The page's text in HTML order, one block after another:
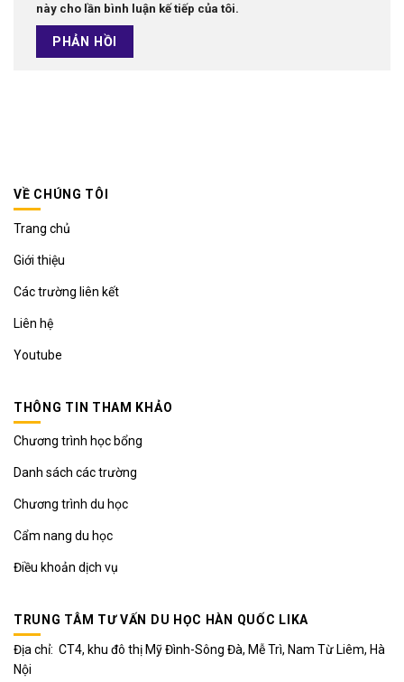
này cho lần bình luận kế tiếp của tôi.
VỀ CHÚNG TÔI
Trang chủ
Giới thiệu
Các trường liên kết
Liên hệ
Youtube
THÔNG TIN THAM KHẢO
Chương trình học bổng
Danh sách các trường
Chương trình du học
Cẩm nang du học
Điều khoản dịch vụ
TRUNG TÂM TƯ VẤN DU HỌC HÀN QUỐC LIKA
Địa chỉ: CT4, khu đô thị Mỹ Đình-Sông Đà, Mễ Trì, Nam Từ Liêm, Hà
Nội